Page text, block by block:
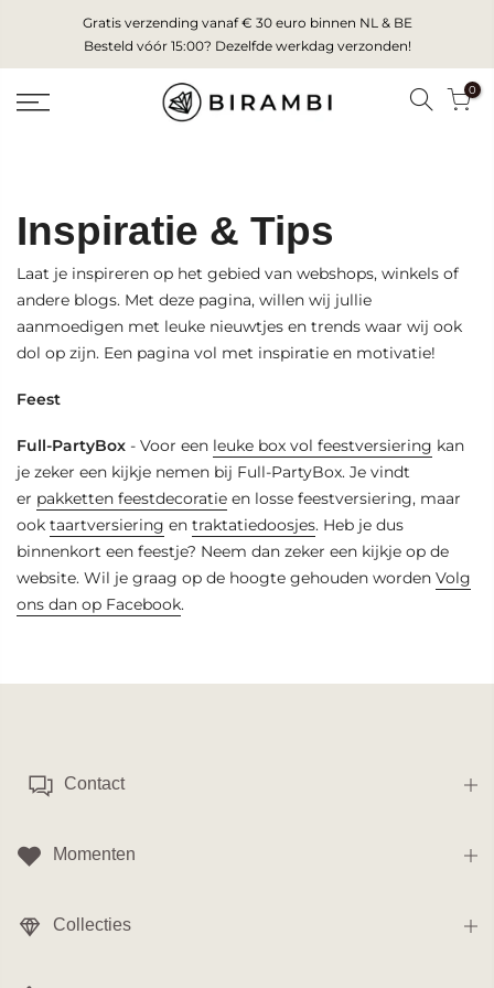
content
Gratis verzending vanaf € 30 euro binnen NL & BE
Besteld vóór 15:00? Dezelfde werkdag verzonden!
0
Inspiratie & Tips
Laat je inspireren op het gebied van webshops, winkels of
andere blogs. Met deze pagina, willen wij jullie
aanmoedigen met leuke nieuwtjes en trends waar wij ook
dol op zijn. Een pagina vol met inspiratie en motivatie!
Feest
Full-PartyBox - Voor een leuke box vol feestversiering kan
je zeker een kijkje nemen bij Full-PartyBox. Je vindt
er pakketten feestdecoratie en losse feestversiering, maar
ook taartversiering en traktatiedoosjes. Heb je dus
binnenkort een feestje? Neem dan zeker een kijkje op de
website. Wil je graag op de hoogte gehouden worden Volg
ons dan op Facebook.
Contact
Momenten
Collecties